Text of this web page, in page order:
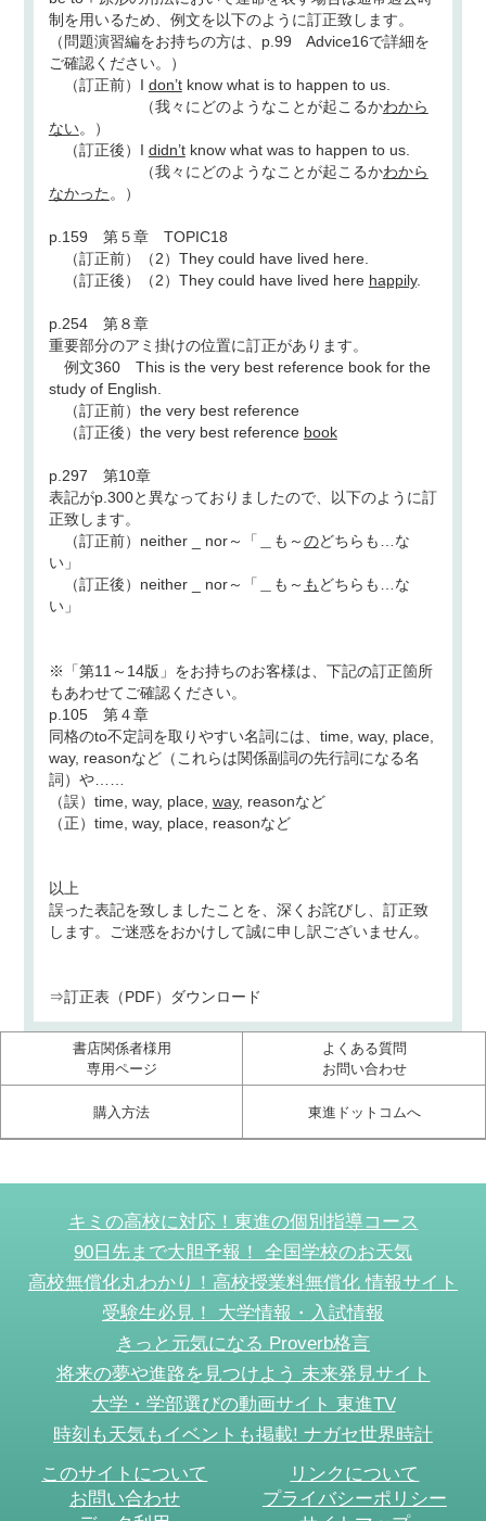
制を用いるため、例文を以下のように訂正致します。
（問題演習編をお持ちの方は、p.99 Advice16で詳細を
ご確認ください。）
（訂正前）I don’tknow what is to happen to us.
（我々にどのようなことが起こるかわから
ない。）
（訂正後）I didn’tknow what was to happen to us.
（我々にどのようなことが起こるかわから
なかった 。）
p.159 第５章 TOPIC18
（訂正前）（2）They could have lived here.
（訂正後）（2）They could have lived here happily.
p.254 第８章
重要部分のアミ掛けの位置に訂正があります。
例文360 This is the very best reference book for the
study of English.
（訂正前）the very best reference
（訂正後）the very best reference book
p.297 第10章
表記がp.300と異なっておりましたので、以下のように訂
正致します。
（訂正前）neither _ nor～「＿も～のどちらも…な
い」
（訂正後）neither _ nor～「＿も～ も どちらも…な
い」
※「第11～14版」をお持ちのお客様は、下記の訂正箇所
もあわせてご確認ください。
p.105 第４章
同格のto不定詞を取りやすい名詞には、time, way, place,
way, reasonなど（これらは関係副詞の先行詞になる名
詞）や……
（誤）time, way, place, way, reasonなど
（正）time, way, place, reasonなど
以上
誤った表記を致しましたことを、深くお詫びし、訂正致
します。ご迷惑をおかけして誠に申し訳ございません。
⇒訂正表（PDF）ダウンロード
書店関係者様用
専用ページ
よくある質問
お問い合わせ
購入方法 東進ドットコムへ
キミの高校に対応！東進の個別指導コース
90日先まで大胆予報！ 全国学校のお天気
高校無償化丸わかり！高校授業料無償化 情報サイト
受験生必見！ 大学情報・入試情報
きっと元気になる Proverb格言
将来の夢や進路を見つけよう 未来発見サイト
大学・学部選びの動画サイト 東進TV
時刻も天気もイベントも掲載! ナガセ世界時計
このサイトについて
リンクについて
お問い合わせ
プライバシーポリシー